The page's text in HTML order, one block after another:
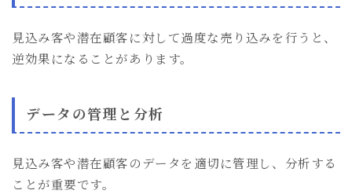
見込み客や潜在顧客に対して過度な売り込みを行うと、
逆効果になることがあります。
データの管理と分析
見込み客や潜在顧客のデータを適切に管理し、分析する
ことが重要です。